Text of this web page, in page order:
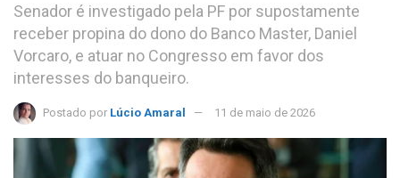
Senador é investigado pela PF por supostamente
receber propina do dono do Banco Master, Daniel
Vorcaro, e atuar no Congresso em favor dos
interesses do banqueiro.
Postado por Lúcio Amaral 11 de maio de 2026